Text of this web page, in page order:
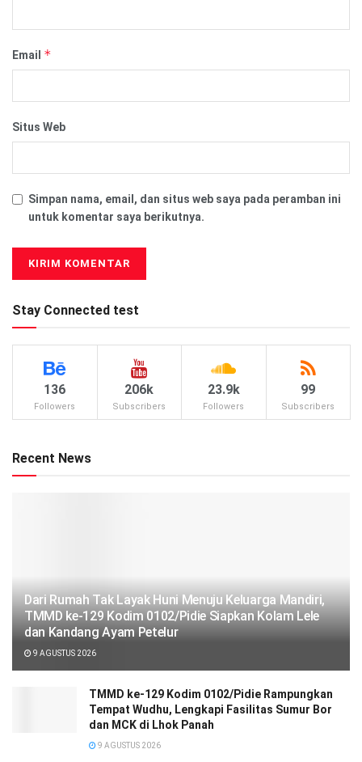
Email *
Situs Web
Simpan nama, email, dan situs web saya pada peramban ini
untuk komentar saya berikutnya.
Stay Connected test
136
Followers
206k
Subscribers
23.9k
Followers
99
Subscribers
Recent News
Dari Rumah Tak Layak Huni Menuju Keluarga Mandiri,
TMMD ke-129 Kodim 0102/Pidie Siapkan Kolam Lele
dan Kandang Ayam Petelur
9 AGUSTUS 2026
TMMD ke-129 Kodim 0102/Pidie Rampungkan
Tempat Wudhu, Lengkapi Fasilitas Sumur Bor
dan MCK di Lhok Panah
9 AGUSTUS 2026